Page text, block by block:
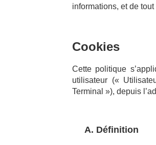
informations, et de
Cookies
Cette politique
utilisateur («
Terminal »), depuis
A. Définition